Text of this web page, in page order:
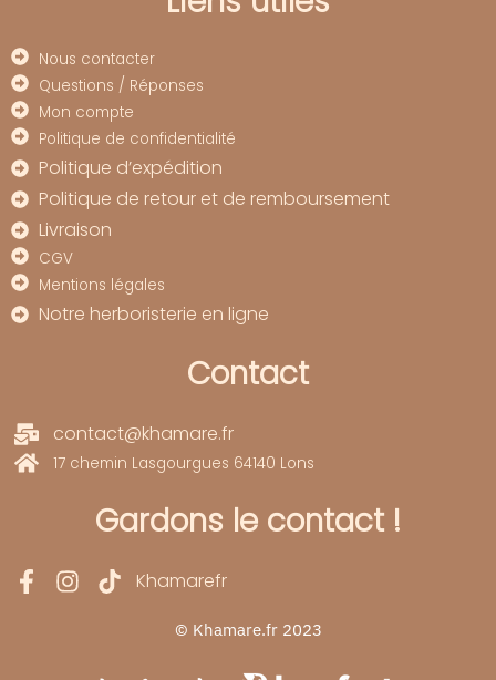
Nous contacter
Questions / Réponses
Mon compte
Politique de confidentialité
Politique d’expédition
Politique de retour et de remboursement
Livraison
CGV
Mentions légales
Notre herboristerie en ligne
Contact
contact@khamare.fr
17 chemin Lasgourgues 64140 Lons
Gardons le contact !
Khamarefr
© Khamare.fr 2023